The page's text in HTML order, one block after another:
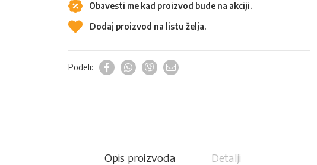
Obavesti me kad proizvod bude na akciji.
Dodaj proizvod na listu želja.
Podeli:
Opis proizvoda Detalji